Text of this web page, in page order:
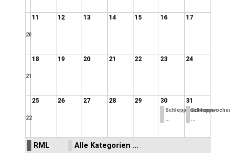
20
11 12 13 14 15 16 17
21
18 19 20 21 22 23 24
22
25 26 27 28 29 30
Schleppwochenen
...
31
...
RML Alle Kategorien ...